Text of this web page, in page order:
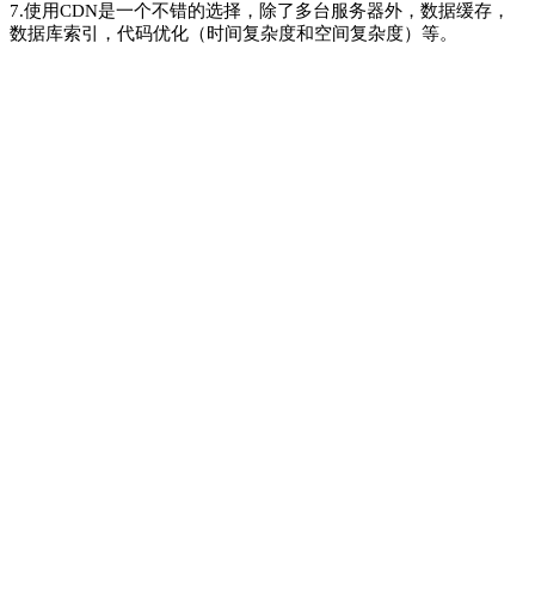
7.使用CDN是一个不错的选择，除了多台服务器外，数据缓存，
数据库索引，代码优化（时间复杂度和空间复杂度）等。